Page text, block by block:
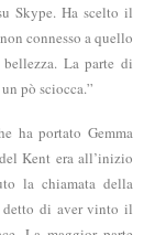
Skype. Ha scelto il
connesso a quello
La parte di
pò sciocca.”
ha portato Gemma
Kent era all’inizio
la chiamata della
detto di aver vinto il